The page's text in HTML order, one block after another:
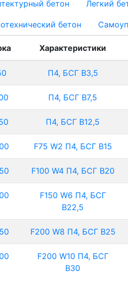
бетон Легкий
бетон
Характеристики
П4, БСГ В3,5
П4, БСГ В7,5
П4, БСГ В12,5
F75 W2 П4, БСГ В15
F100 W4 П4, БСГ В20
F150 W6 П4, БСГ
В22,5
F200 W8 П4, БСГ В25
F200 W10 П4, БСГ
В30